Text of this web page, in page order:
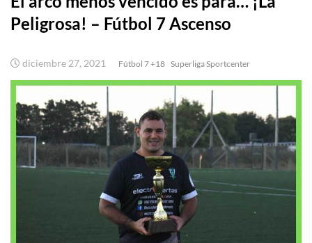
Peligrosa! – Fútbol 7 Ascenso
diciembre 27, 2021 Fútbol 7 +18 Superliga Sportcenter